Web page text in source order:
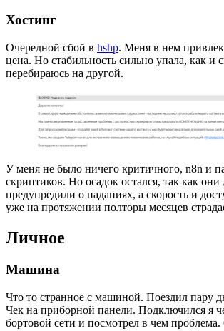
Хостинг
Очередной сбой в hshp. Меня в нем
цена. Но стабильность сильно упала, как и
перебираюсь на другой.
У меня не было ничего критичного, n8n и
скриптиков. Но осадок остался, так как они
предупредили о паданиях, а скорость и
уже на протяжении полторы месяцев
Личное
Машина
Что то странное с машиной. Поездил пару
Чек на приборной панели. Подключился я
бортовой сети и посмотрел в чем проблема.